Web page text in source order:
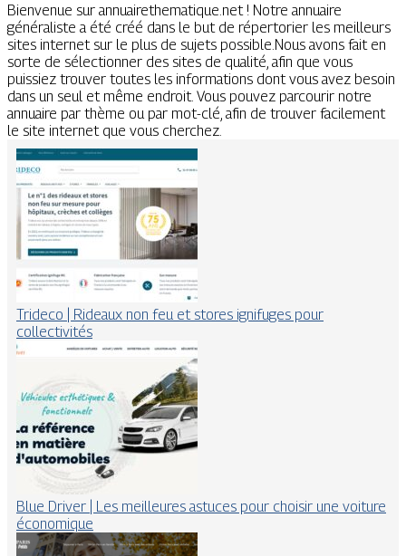
Bienvenue sur annuairethematique.net ! Notre annuaire
généraliste a été créé dans le but de répertorier les meilleurs
sites internet sur le plus de sujets possible.Nous avons fait en
sorte de sélectionner des sites de qualité, afin que vous
puissiez trouver toutes les informations dont vous avez besoin
dans un seul et même endroit. Vous pouvez parcourir notre
annuaire par thème ou par mot-clé, afin de trouver facilement
le site internet que vous cherchez.
Trideco | Rideaux non feu et stores ignifuges pour
collectivités
Blue Driver | Les meilleures astuces pour choisir une voiture
économique